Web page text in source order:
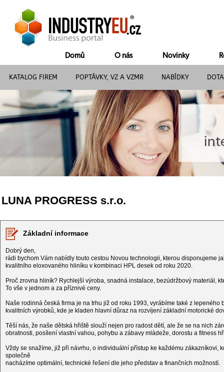
Domů O nás Novinky
KATALOG FIREM POPTÁVKY, VZ A VZMR NABÍDKY
LUNA PROGRESS s.r.o.
Základní informace
Dobrý den,
rádi bychom Vám nabídly touto cestou Novou technologii, kterou disponujeme
kvalitního eloxovaného hliníku v kombinaci HPL desek od roku 2020.
Proč zrovna hliník? Rychlejší výroba, snadná instalace, bezúdržbový materiál,
To vše v jednom a za příznivé ceny.
Naše rodinná česká firma je na trhu již od roku 1993, vyrábíme také z
kvalitních výrobků, kde je kladen hlavní důraz na rozvíjení základní motorické
Těší nás, že naše dětská hřiště slouží nejen pro radost dětí, ale že se na nich
obratnosti, posílení vlastní vahou, pohybu a zábavy mládeže, dorostu a fitness
Vždy se snažíme, již při návrhu, o individuální přístup ke každému
společně
nacházíme optimální, technické řešení dle jeho představ a finančních možností.